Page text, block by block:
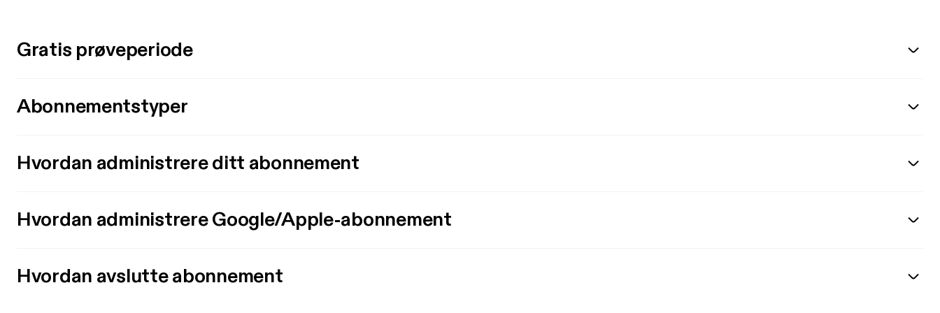
Gratis prøveperiode
Abonnementstyper
Hvordan administrere ditt abonnement
Hvordan administrere Google/Apple-abonnement
Hvordan avslutte abonnement